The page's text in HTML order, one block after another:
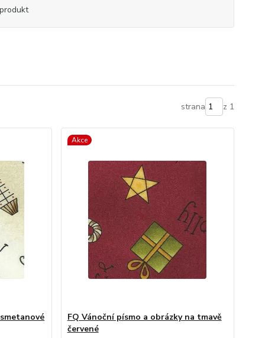
strana z 1
Akce
FQ Vánoční písmo a obrázky na tmavě
červené